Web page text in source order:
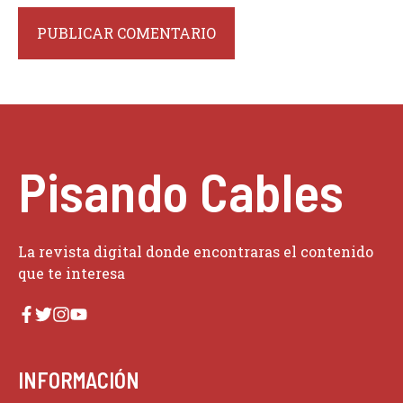
Pisando Cables
La revista digital donde encontraras el contenido
que te interesa
INFORMACIÓN